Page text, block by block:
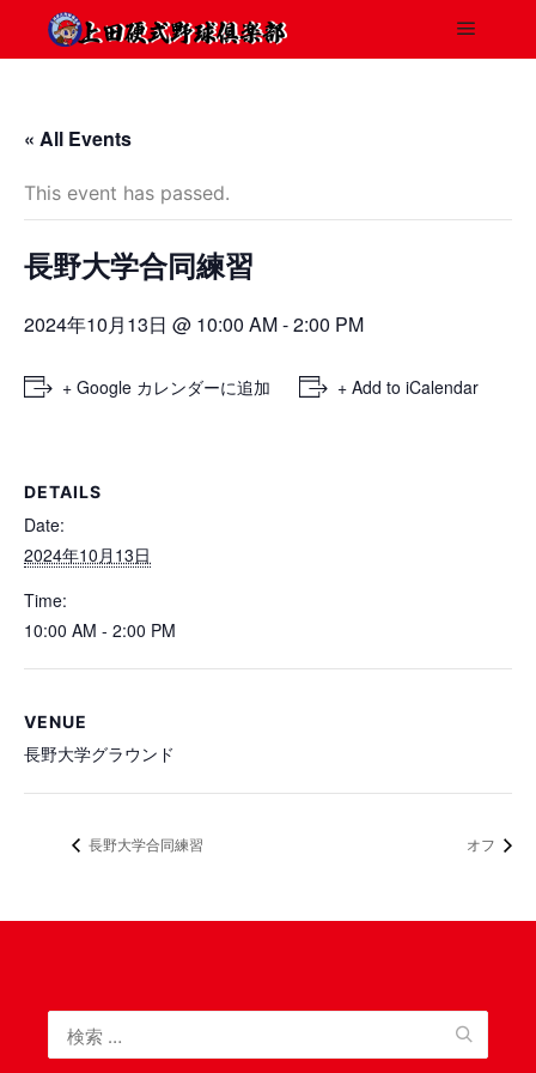
« All Events
This event has passed.
長野大学合同練習
2024年10月13日 @ 10:00 AM-2:00 PM
+ Google カレンダーに追加 + Add to iCalendar
DETAILS
Date:
2024年10月13日
Time:
10:00 AM - 2:00 PM
VENUE
長野大学グラウンド
長野大学合同練習 オフ